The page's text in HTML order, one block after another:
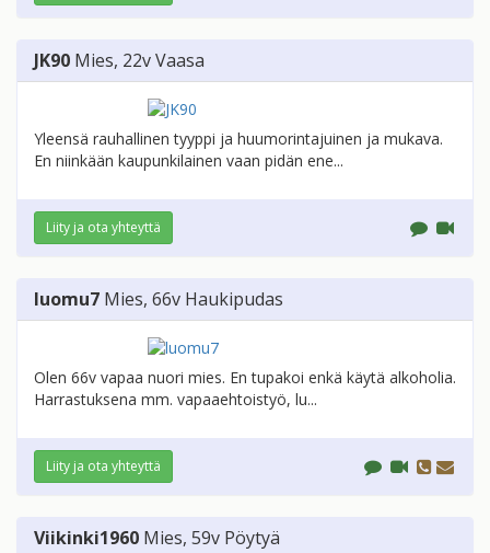
JK90 Mies, 22vVaasa
Yleensä rauhallinen tyyppi ja huumorintajuinen ja mukava.
En niinkään kaupunkilainen vaan pidän ene...
Liity ja ota yhteyttä
luomu7 Mies, 66v Haukipudas
Olen 66v vapaa nuori mies. En tupakoi enkä käytä alkoholia.
Harrastuksena mm. vapaaehtoistyö, lu...
Liity ja ota yhteyttä
Viikinki1960 Mies, 59v Pöytyä